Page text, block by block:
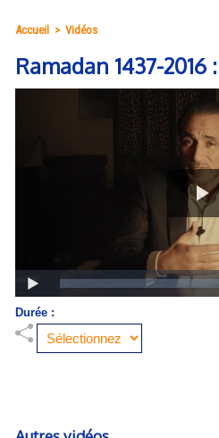
Accueil > Vidéos
Ramadan 1437-2016
Durée :